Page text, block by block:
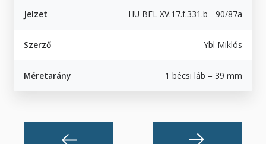
Jelzet HU BFL XV.17.f.331.b - 90/87a
Szerző Ybl Miklós
Méretarány 1 bécsi láb = 39 mm